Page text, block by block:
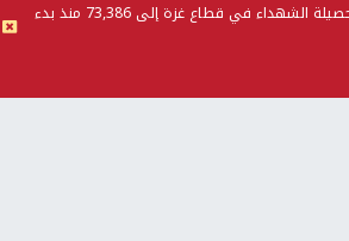
ارتفاع حصيلة الشهداء في قطاع غزة إلى 73,386 منذ بدء